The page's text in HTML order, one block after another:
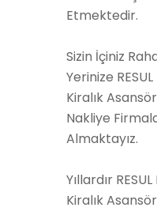
Etmektedir.
Sizin İçiniz
Yerinize
Kiralık
Nakliye
Almaktayız.
Yıllardır
Kiralık